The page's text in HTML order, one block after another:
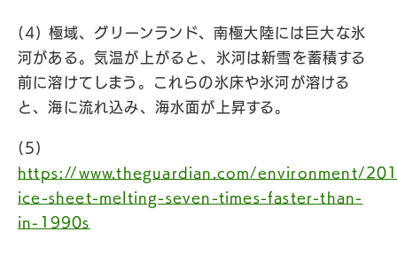
(4) 極域、グリーンランド、南極大陸には巨大な氷
河がある。気温が上がると、氷河は新雪を蓄積する
前に溶けてしまう。これらの氷床や氷河が溶ける
と、海に流れ込み、海水面が上昇する。
(5)
https://www.theguardian.com/environment/
ice-sheet-melting-seven-times-faster-than-
in-1990s